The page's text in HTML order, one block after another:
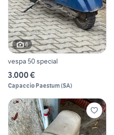
6
vespa 50 special
3.000 €
Capaccio Paestum(SA)